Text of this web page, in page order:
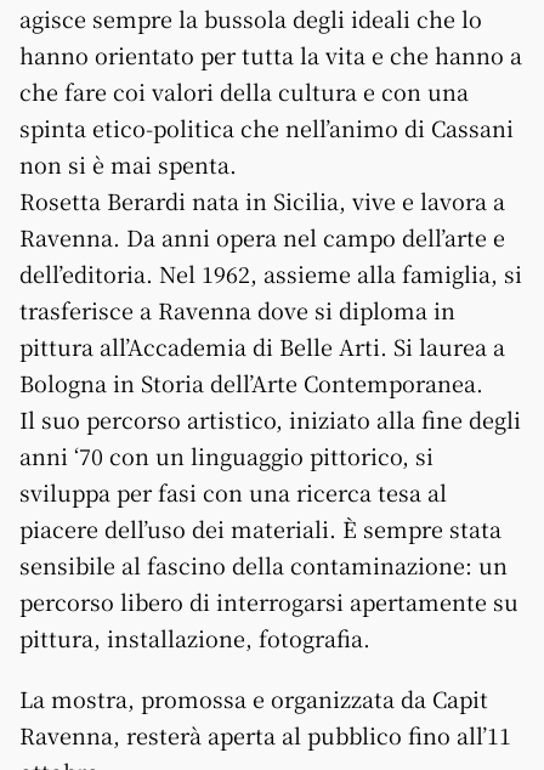
agisce sempre la bussola degli ideali che lo
hanno orientato per tutta la vita e che hanno a
che fare coi valori della cultura e con una
spinta etico-politica che nell’animo di Cassani
non si è mai spenta.
Rosetta Berardi nata in Sicilia, vive e lavora a
Ravenna. Da anni opera nel campo dell’arte e
dell’editoria. Nel 1962, assieme alla famiglia, si
trasferisce a Ravenna dove si diploma in
pittura all’Accademia di Belle Arti. Si laurea a
Bologna in Storia dell’Arte Contemporanea.
Il suo percorso artistico, iniziato alla fine degli
anni ‘70 con un linguaggio pittorico, si
sviluppa per fasi con una ricerca tesa al
piacere dell’uso dei materiali. È sempre stata
sensibile al fascino della contaminazione: un
percorso libero di interrogarsi apertamente su
pittura, installazione, fotografia.
La mostra, promossa e organizzata da Capit
Ravenna, resterà aperta al pubblico fino all’11